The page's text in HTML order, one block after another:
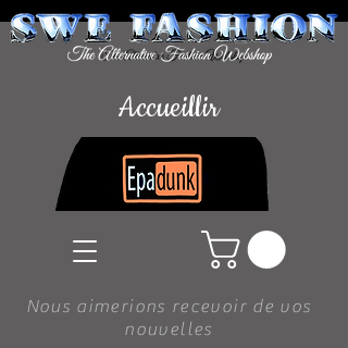
Nous aimerions recevoir de vos
nouvelles
Accueillir